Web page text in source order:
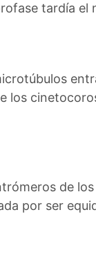
tardía
los
de
por ser